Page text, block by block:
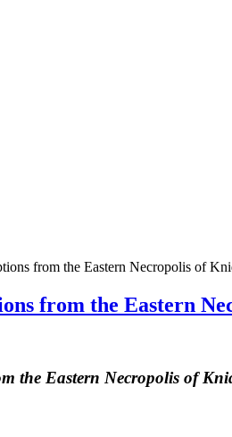
from the Eastern Necropolis of
from the Eastern
the Eastern Necropolis of